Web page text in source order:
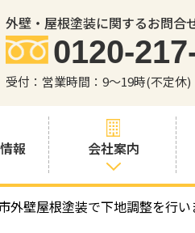
外壁・屋根塗装に関するお問合
0120-
受付：営業時間：9～19時(不定休)
報 会社案内
会社案内
外壁屋根塗装で下地調整を行い